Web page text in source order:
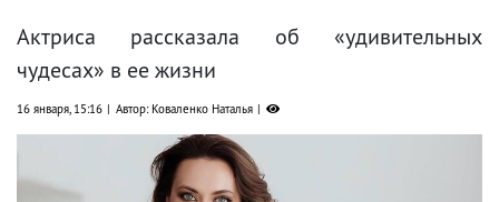
Актриса рассказала об «удивительных
чудесах» в ее жизни
16 января, 15:16 Автор: Коваленко Наталья